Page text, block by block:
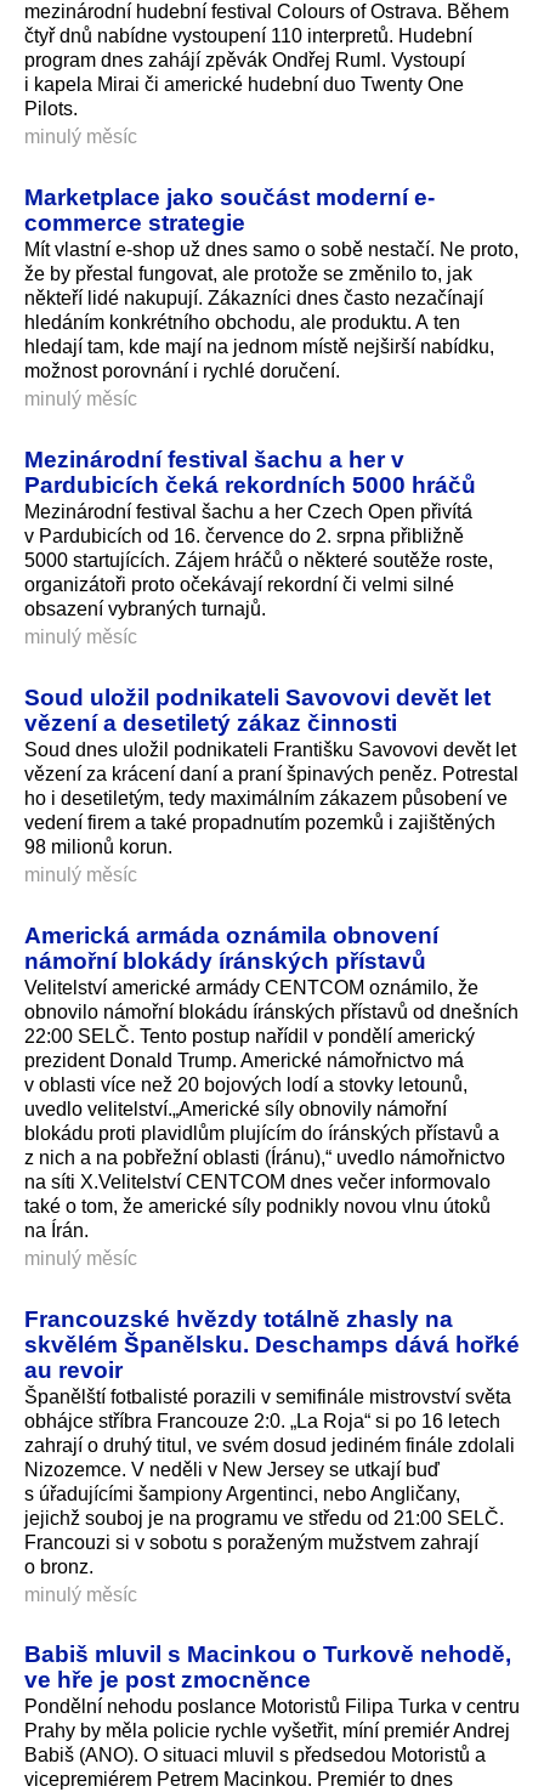
mezinárodní hudební festival Colours of Ostrava. Během
čtyř dnů nabídne vystoupení 110 interpretů. Hudební
program dnes zahájí zpěvák Ondřej Ruml. Vystoupí
i kapela Mirai či americké hudební duo Twenty One
Pilots.
minulý měsíc
Marketplace jako součást moderní e-
commerce strategie
Mít vlastní e-shop už dnes samo o sobě nestačí. Ne proto,
že by přestal fungovat, ale protože se změnilo to, jak
někteří lidé nakupují. Zákazníci dnes často nezačínají
hledáním konkrétního obchodu, ale produktu. A ten
hledají tam, kde mají na jednom místě nejširší nabídku,
možnost porovnání i rychlé doručení.
minulý měsíc
Mezinárodní festival šachu a her v
Pardubicích čeká rekordních 5000 hráčů
Mezinárodní festival šachu a her Czech Open přivítá
v Pardubicích od 16. července do 2. srpna přibližně
5000 startujících. Zájem hráčů o některé soutěže roste,
organizátoři proto očekávají rekordní či velmi silné
obsazení vybraných turnajů.
minulý měsíc
Soud uložil podnikateli Savovovi devět let
vězení a desetiletý zákaz činnosti
Soud dnes uložil podnikateli Františku Savovovi devět let
vězení za krácení daní a praní špinavých peněz. Potrestal
ho i desetiletým, tedy maximálním zákazem působení ve
vedení firem a také propadnutím pozemků i zajištěných
98 milionů korun.
minulý měsíc
Americká armáda oznámila obnovení
námořní blokády íránských přístavů
Velitelství americké armády CENTCOM oznámilo, že
obnovilo námořní blokádu íránských přístavů od dnešních
22:00 SELČ. Tento postup nařídil v pondělí americký
prezident Donald Trump. Americké námořnictvo má
v oblasti více než 20 bojových lodí a stovky letounů,
uvedlo velitelství.„A­merické síly obnovily námořní
blokádu proti plavidlům plujícím do íránských přístavů a
z nich a na pobřežní oblasti (Íránu),“ uvedlo námořnictvo
na síti X.Velitelství CENTCOM dnes večer informovalo
také o tom, že americké síly podnikly novou vlnu útoků
na Írán.
minulý měsíc
Francouzské hvězdy totálně zhasly na
skvělém Španělsku. Deschamps dává hořké
au revoir
Španělští fotbalisté porazili v semifinále mistrovství světa
obhájce stříbra Francouze 2:0. „La Roja“ si po 16 letech
zahrají o druhý titul, ve svém dosud jediném finále zdolali
Nizozemce. V neděli v New Jersey se utkají buď
s úřadujícími šampiony Argentinci, nebo Angličany,
jejichž souboj je na programu ve středu od 21:00 SELČ.
Francouzi si v sobotu s poraženým mužstvem zahrají
o bronz.
minulý měsíc
Babiš mluvil s Macinkou o Turkově nehodě,
ve hře je post zmocněnce
Pondělní nehodu poslance Motoristů Filipa Turka v centru
Prahy by měla policie rychle vyšetřit, míní premiér Andrej
Babiš (ANO). O situaci mluvil s předsedou Motoristů a
vicepremiérem Petrem Macinkou. Premiér to dnes